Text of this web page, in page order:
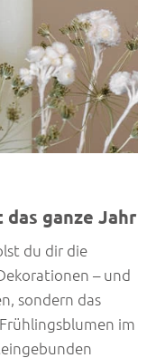
ganze Jahr
du dir die
– und
sondern das
im